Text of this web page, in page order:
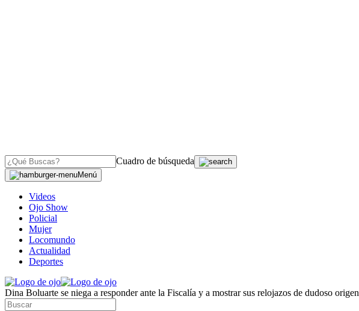
Cuadro de búsqueda
Menú
Videos
Ojo Show
Policial
Mujer
Locomundo
Actualidad
Deportes
Dina Boluarte se niega a responder ante la Fiscalía y a mostrar sus relojazos de dudoso origen